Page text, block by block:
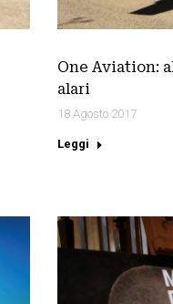
One Aviation:
alari
18 Agosto 2017
Leggi